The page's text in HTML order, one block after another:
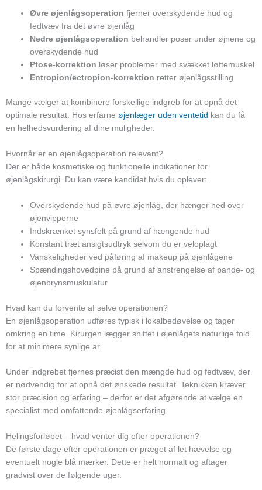
Øvre øjenlågsoperation fjerner overskydende hud og
fedtvæv fra det øvre øjenlåg
Nedre øjenlågsoperation behandler poser under øjnene og
overskydende hud
Ptose-korrektion løser problemer med svækket løftemuskel
Entropion/ectropion-korrektion retter øjenlågsstilling
Mange vælger at kombinere forskellige indgreb for at opnå det
optimale resultat. Hos erfarne øjenlæger uden ventetid kan du få
en helhedsvurdering af dine muligheder.
Hvornår er en øjenlågsoperation relevant?
Der er både kosmetiske og funktionelle indikationer for
øjenlågskirurgi. Du kan være kandidat hvis du oplever:
Overskydende hud på øvre øjenlåg, der hænger ned over
øjenvipperne
Indskrænket synsfelt på grund af hængende hud
Konstant træt ansigtsudtryk selvom du er veloplagt
Vanskeligheder ved påføring af makeup på øjenlågene
Spændingshovedpine på grund af anstrengelse af pande- og
øjenbrynsmuskulatur
Hvad kan du forvente af selve operationen?
En øjenlågsoperation udføres typisk i lokalbedøvelse og tager
omkring en time. Kirurgen lægger snittet i øjenlågets naturlige fold
for at minimere synlige ar.
Under indgrebet fjernes præcist den mængde hud og fedtvæv, der
er nødvendig for at opnå det ønskede resultat. Teknikken kræver
stor præcision og erfaring – derfor er det afgørende at vælge en
specialist med omfattende øjenlågserfaring.
Helingsforløbet – hvad venter dig efter operationen?
De første dage efter operationen er præget af let hævelse og
eventuelt nogle blå mærker. Dette er helt normalt og aftager
gradvist over de følgende uger.